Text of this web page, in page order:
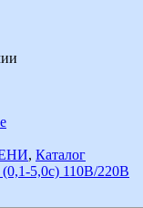
, Каталог
5,0с) 110В/220В